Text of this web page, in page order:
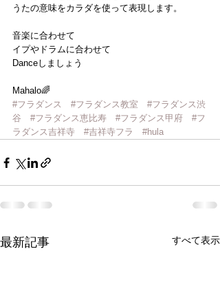
うたの意味をカラダを使って表現します。
音楽に合わせて
イプやドラムに合わせて
Danceしましょう
Mahalo🌈
#フラダンス
#フラダンス教室
#フラダンス渋
谷
#フラダンス恵比寿 #フラダンス甲府
#フ
ラダンス吉祥寺
#吉祥寺フラ #hula
最新記事 すべて表示